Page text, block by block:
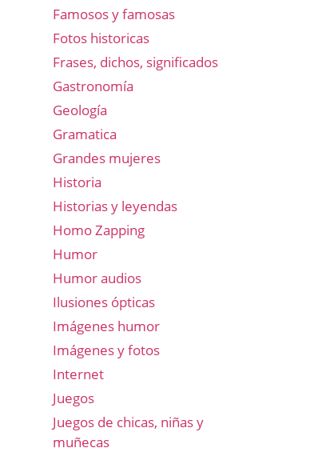
Famosos y famosas
Fotos historicas
Frases, dichos, significados
Gastronomía
Geología
Gramatica
Grandes mujeres
Historia
Historias y leyendas
Homo Zapping
Humor
Humor audios
Ilusiones ópticas
Imágenes humor
Imágenes y fotos
Internet
Juegos
Juegos de chicas, niñas y
muñecas